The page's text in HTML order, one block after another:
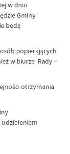
w dniu
Gminy
będą
popierających
w biurze Rady –
otrzymania
udzieleniem